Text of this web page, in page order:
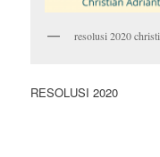
resolusi 2020
RESOLUSI 2020